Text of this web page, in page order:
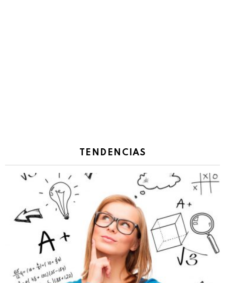
TENDENCIAS